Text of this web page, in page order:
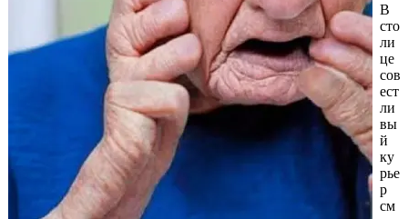
В
сто
ли
це
сов
ест
ли
вы
й
ку
рье
р
см